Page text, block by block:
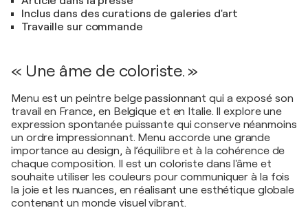
Inclus dans des curations de galeries d'art
Travaille sur commande
« Une âme de coloriste. »
Menu est un peintre belge passionnant qui a exposé son
travail en France, en Belgique et en Italie. Il explore une
expression spontanée puissante qui conserve néanmoins
un ordre impressionnant. Menu accorde une grande
importance au design, à l’équilibre et à la cohérence de
chaque composition. Il est un coloriste dans l'âme et
souhaite utiliser les couleurs pour communiquer à la fois
la joie et les nuances, en réalisant une esthétique globale
contenant un monde visuel vibrant.